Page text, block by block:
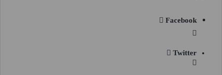
Facebook
Twitter